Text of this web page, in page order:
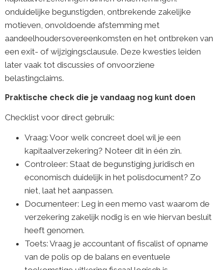
onduidelijke begunstigden, ontbrekende zakelijke
motieven, onvoldoende afstemming met
aandeelhoudersovereenkomsten en het ontbreken van
een exit- of wijzigingsclausule. Deze kwesties leiden
later vaak tot discussies of onvoorziene
belastingclaims.
Praktische check die je vandaag nog kunt doen
Checklist voor direct gebruik:
Vraag: Voor welk concreet doel wil je een
kapitaalverzekering? Noteer dit in één zin.
Controleer: Staat de begunstiging juridisch en
economisch duidelijk in het polisdocument? Zo
niet, laat het aanpassen.
Documenteer: Leg in een memo vast waarom de
verzekering zakelijk nodig is en wie hiervan besluit
heeft genomen.
Toets: Vraag je accountant of fiscalist of opname
van de polis op de balans en eventuele